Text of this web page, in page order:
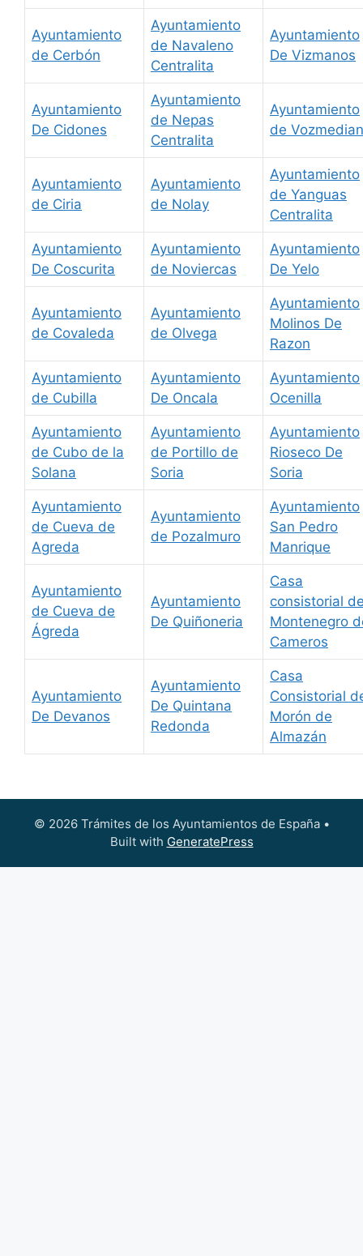
Ayuntamiento
de Cerbón
Ayuntamiento
de Navaleno
Centralita
Ayuntamiento
De Vizmanos
Ayuntamiento
De Cidones
Ayuntamiento
de Nepas
Centralita
Ayuntamiento
de
Ayuntamiento
de Ciria
Ayuntamiento
de Nolay
Ayuntamiento
de Yanguas
Centralita
Ayuntamiento
De Coscurita
Ayuntamiento
de Noviercas
Ayuntamiento
De Yelo
Ayuntamiento
de Covaleda
Ayuntamiento
de Olvega
Ayuntamiento
Molinos De
Razon
Ayuntamiento
de Cubilla
Ayuntamiento
De Oncala
Ayuntamiento
Ocenilla
Ayuntamiento
de Cubo de la
Solana
Ayuntamiento
de Portillo de
Soria
Ayuntamiento
Rioseco De
Soria
Ayuntamiento
de Cueva de
Agreda
Ayuntamiento
de Pozalmuro
Ayuntamiento
San Pedro
Manrique
Ayuntamiento
de Cueva de
Ágreda
Ayuntamiento
De Quiñoneria
Casa
consistorial
Montenegro
Cameros
Ayuntamiento
De Devanos
Ayuntamiento
De Quintana
Redonda
Casa
Consistorial
Morón de
Almazán
© 2026 Trámites de los Ayuntamientos de España•
Built with GeneratePress